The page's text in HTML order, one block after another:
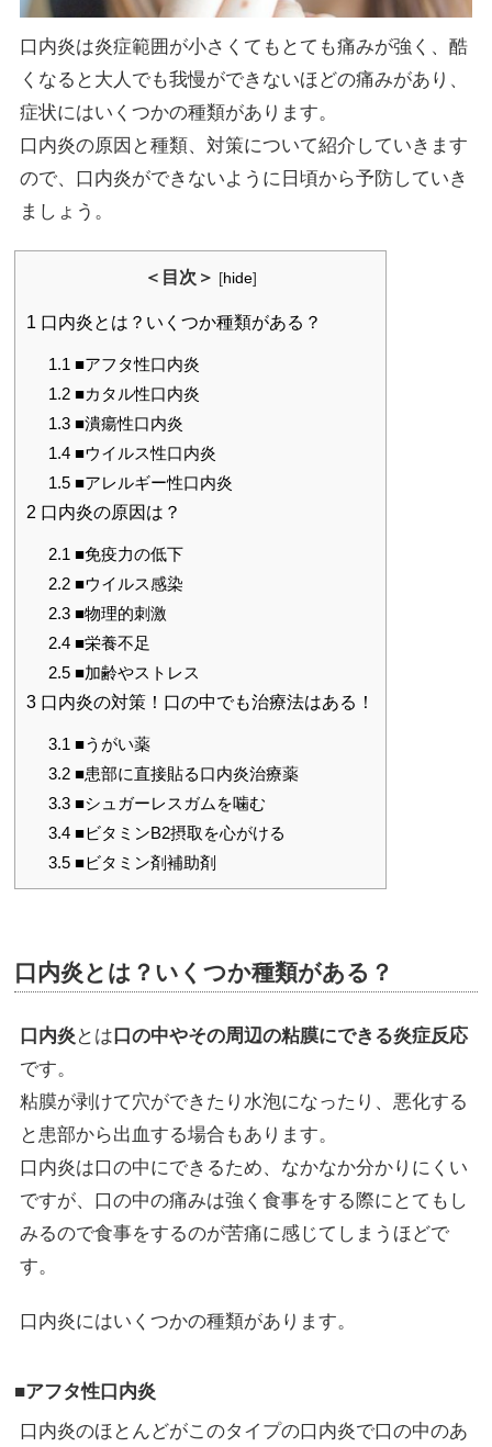
口内炎は炎症範囲が小さくてもとても痛みが強く、酷
くなると大人でも我慢ができないほどの痛みがあり、
症状にはいくつかの種類があります。
口内炎の原因と種類、対策について紹介していきます
ので、口内炎ができないように日頃から予防していき
ましょう。
＜目次＞ [hide]
1 口内炎とは？いくつか種類がある？
1.1 ■アフタ性口内炎
1.2■カタル性口内炎
1.3■潰瘍性口内炎
1.4■ウイルス性口内炎
1.5■アレルギー性口内炎
2 口内炎の原因は？
2.1 ■免疫力の低下
2.2■ウイルス感染
2.3■物理的刺激
2.4■栄養不足
2.5■加齢やストレス
3 口内炎の対策！口の中でも治療法はある！
3.1 ■うがい薬
3.2■患部に直接貼る口内炎治療薬
3.3■シュガーレスガムを噛む
3.4■ビタミンB2摂取を心がける
3.5■ビタミン剤補助剤
口内炎とは？いくつか種類がある？
口内炎 とは口の中やその周辺の粘膜にできる炎症反応
です。
粘膜が剥けて穴ができたり水泡になったり、悪化する
と患部から出血する場合もあります。
口内炎は口の中にできるため、なかなか分かりにくい
ですが、口の中の痛みは強く食事をする際にとてもし
みるので食事をするのが苦痛に感じてしまうほどで
す。
口内炎にはいくつかの種類があります。
■アフタ性口内炎
口内炎のほとんどがこのタイプの口内炎で口の中のあ